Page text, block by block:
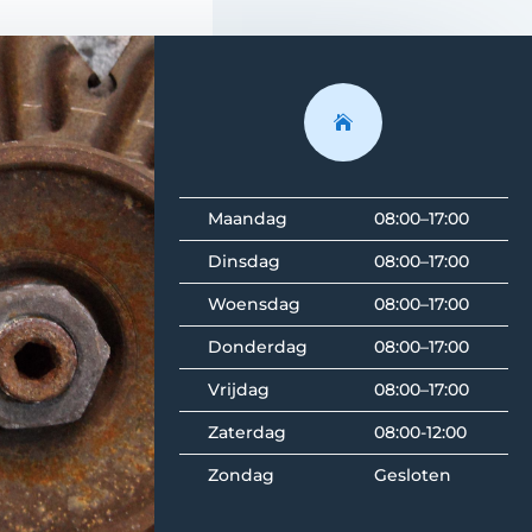

Maandag
08:00–17:00
Dinsdag
08:00–17:00
Woensdag
08:00–17:00
Donderdag
08:00–17:00
Vrijdag
08:00–17:00
Zaterdag
08:00-12:00
Zondag
Gesloten